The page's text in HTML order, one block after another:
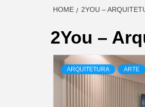
HOME 2YOU –
2You –
ARQUITETURA ARTE